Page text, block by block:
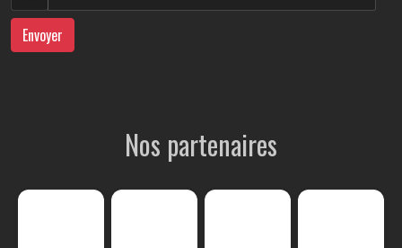
Envoyer
Nos partenaires